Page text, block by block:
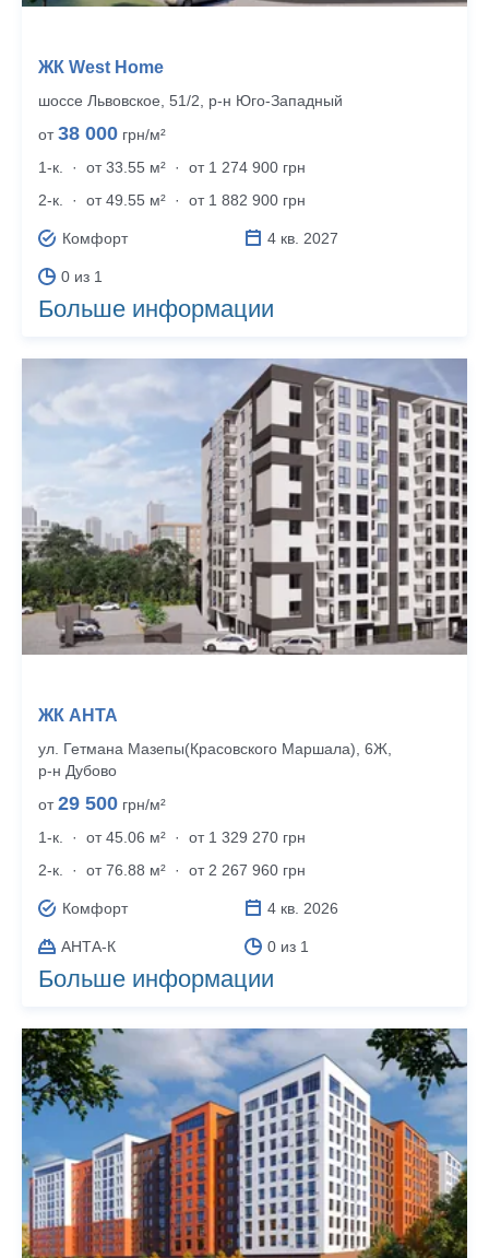
ЖК West Home
шоссе Львовское, 51/2, р‑н Юго-Западный
от38 000 грн/м²
1-к.
· от 33.55 м² ·
от 1 274 900 грн
2-к.
· от 49.55 м² · от 1 882 900 грн
Комфорт 4 кв. 2027
0 из 1
Больше информации
ЖК АНТА
ул. Гетмана Мазепы(Красовского Маршала), 6Ж,
р‑н Дубово
от29 500 грн/м²
1-к.
· от 45.06 м² ·
от 1 329 270 грн
2-к.
· от 76.88 м² · от 2 267 960 грн
Комфорт 4 кв. 2026
АНТА-К 0 из 1
Больше информации